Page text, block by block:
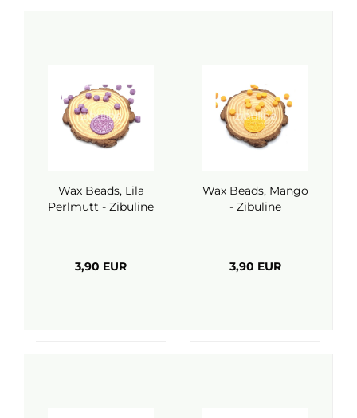
Wax Beads, Lila
Perlmutt - Zibuline
3,90 EUR
Wax Beads, Mango
- Zibuline
3,90 EUR